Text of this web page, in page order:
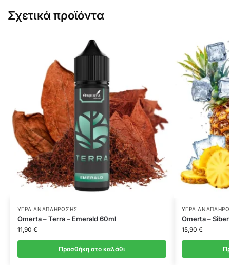
Σχετικά προϊόντα
ΥΓΡΆ ΑΝΑΠΛΉΡΩΣΗΣ
Omerta – Terra – Emerald 60ml
11,90 €
Προσθήκη στο καλάθι
ΥΓΡΆ
Omerta –
15,90 €